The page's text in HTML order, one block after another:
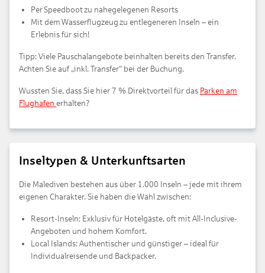
Per Speedboot zu nahegelegenen Resorts
Mit dem Wasserflugzeug zu entlegeneren Inseln – ein
Erlebnis für sich!
Tipp: Viele Pauschalangebote beinhalten bereits den Transfer.
Achten Sie auf „inkl. Transfer“ bei der Buchung.
Wussten Sie, dass Sie hier 7 % Direktvorteil für das Parken am
Flughafen erhalten?
Inseltypen & Unterkunftsarten
Die Malediven bestehen aus über 1.000 Inseln – jede mit ihrem
eigenen Charakter. Sie haben die Wahl zwischen:
Resort-Inseln: Exklusiv für Hotelgäste, oft mit All-Inclusive-
Angeboten und hohem Komfort.
Local Islands: Authentischer und günstiger – ideal für
Individualreisende und Backpacker.